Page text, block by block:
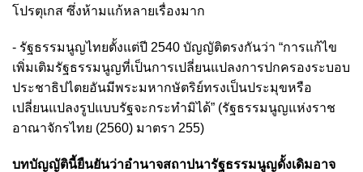
โปรตุเกส ซึ่งห้ามแก้หลายเรื่องมาก
- รัฐธรรมนูญไทยตั้งแต่ปี 2540 บัญญัติตรงกันว่า “การแก้ไข
เพิ่มเติมรัฐธรรมนูญที่เป็นการเปลี่ยนแปลงการปกครองระบอบ
ประชาธิปไตยอันมีพระมหากษัตริย์ทรงเป็นประมุขหรือ
เปลี่ยนแปลงรูปแบบรัฐจะกระทำมิได้” (รัฐธรรมนูญแห่งราช
อาณาจักรไทย (2560) มาตรา 255)
บทบัญญัตินี้ยืนยันว่าอำนาจสถาปนารัฐธรรมนูญดั้งเดิมอาจ